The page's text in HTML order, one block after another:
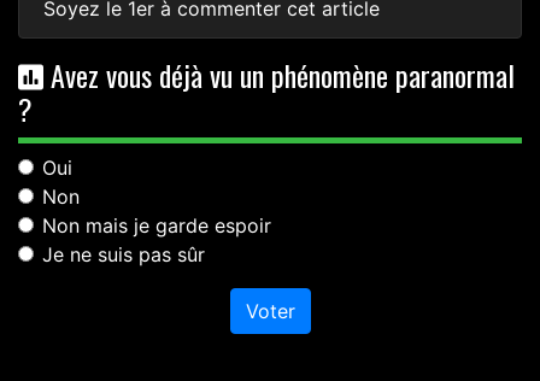
Soyez le 1er à commenter cet article
Avez vous déjà vu un phénomène paranormal
?
Oui
Non
Non mais je garde espoir
Je ne suis pas sûr
Voter